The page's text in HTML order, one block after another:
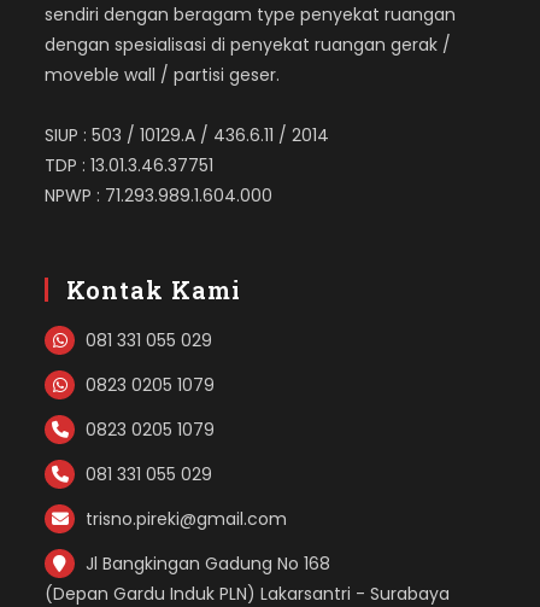
sendiri dengan beragam type penyekat ruangan
dengan spesialisasi di penyekat ruangan gerak /
moveble wall / partisi geser.
SIUP : 503 / 10129.A / 436.6.11 / 2014
TDP : 13.01.3.46.37751
NPWP : 71.293.989.1.604.000
Kontak Kami
081 331 055 029
0823 0205 1079
0823 0205 1079
081 331 055 029
trisno.pireki@gmail.com
Jl Bangkingan Gadung No 168
(Depan Gardu Induk PLN) Lakarsantri - Surabaya